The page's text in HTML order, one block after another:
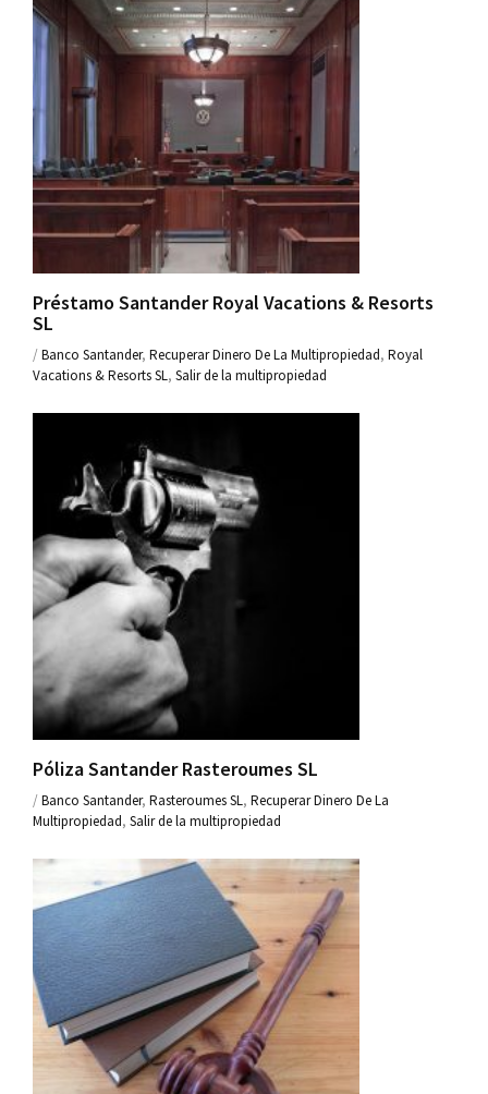
Préstamo Santander Royal Vacations & Resorts
SL
/Banco Santander, Recuperar Dinero De La Multipropiedad, Royal
Vacations & Resorts SL, Salir de la multipropiedad
Póliza Santander Rasteroumes SL
/Banco Santander, Rasteroumes SL, Recuperar Dinero De La
Multipropiedad, Salir de la multipropiedad